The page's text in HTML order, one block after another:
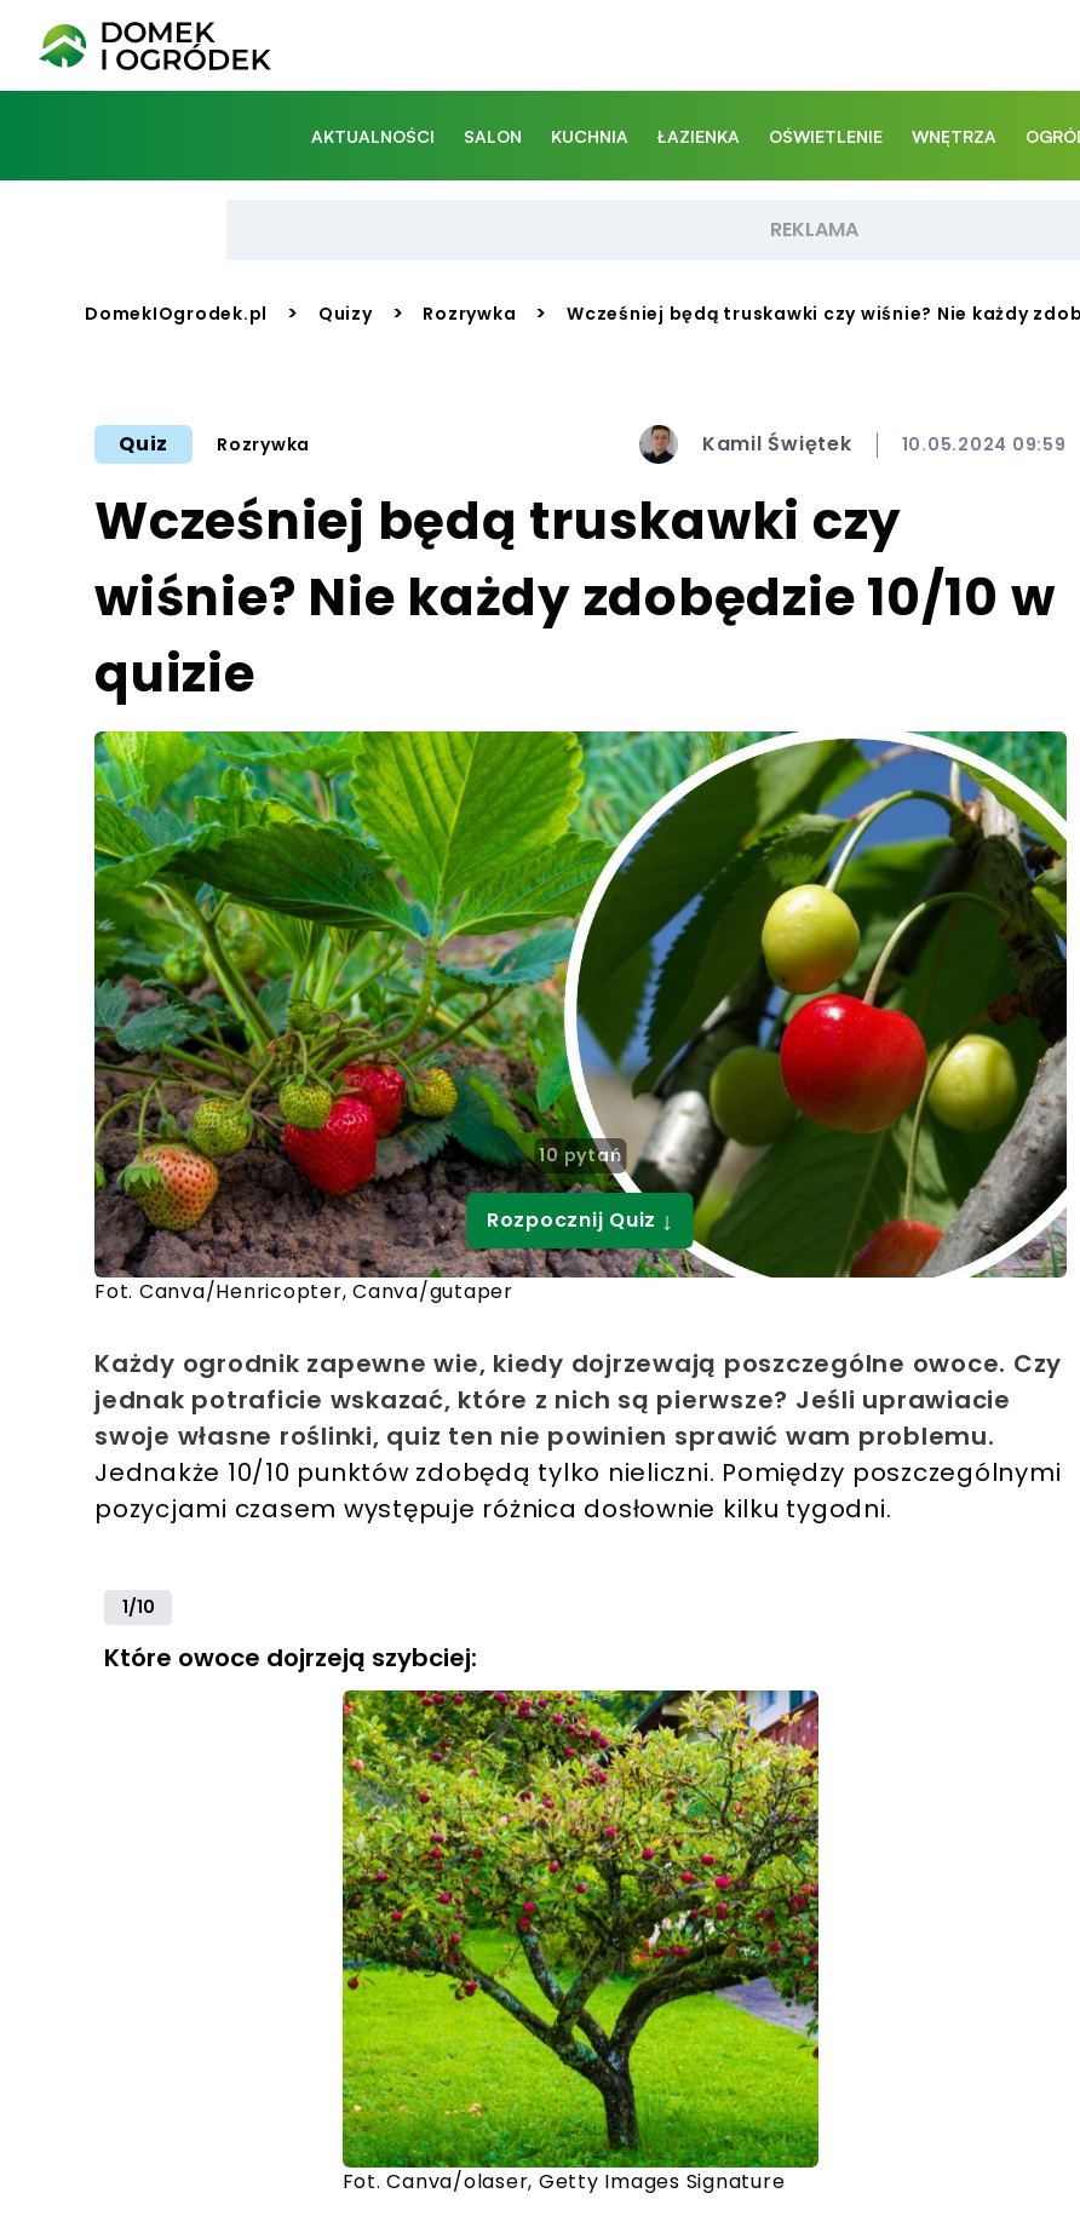
AKTUALNOŚCI SALON KUCHNIA ŁAZIENKA OŚWIETLENIE WNĘTRZA
DomekIOgrodek.pl > Quizy > Rozrywka > Wcześniej będą truskawki czy wiśnie? Nie każdy
Quiz Rozrywka Kamil Świętek 10.05.2024 09:59
Wcześniej będą truskawki czy
wiśnie? Nie każdy zdobędzie 10/10 w
quizie
Fot. Canva/Henricopter, Canva/gutaper
10 pytań
Rozpocznij Quiz ↓
Każdy ogrodnik zapewne wie, kiedy dojrzewają poszczególne owoce. Czy
jednak potraficie wskazać, które z nich są pierwsze? Jeśli uprawiacie
swoje własne roślinki, quiz ten nie powinien sprawić wam problemu.
Jednakże 10/10 punktów zdobędą tylko nieliczni. Pomiędzy poszczególnymi
pozycjami czasem występuje różnica dosłownie kilku tygodni.
1/10
Które owoce dojrzeją szybciej:
Fot. Canva/olaser, Getty Images Signature